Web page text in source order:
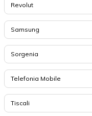
Revolut
Samsung
Sorgenia
Telefonia Mobile
Tiscali